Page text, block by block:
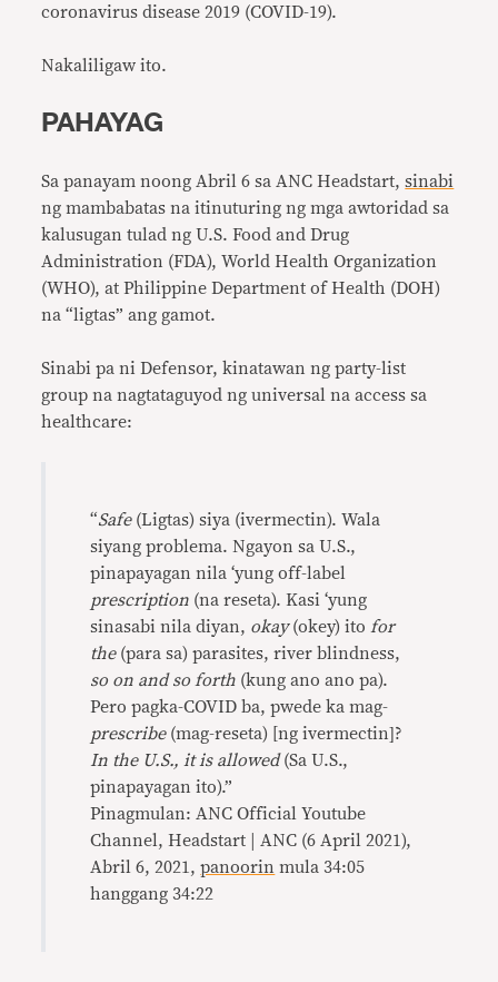
coronavirus disease 2019 (COVID-19).
Nakaliligaw ito.
PAHAYAG
Sa panayam noong Abril 6 sa ANC Headstart,sinabi
ng mambabatas na itinuturing ng mga awtoridad sa
kalusugan tulad ng U.S. Food and Drug
Administration (FDA), World Health Organization
(WHO), at Philippine Department of Health (DOH)
na “ligtas” ang gamot.
Sinabi pa ni Defensor, kinatawan ng party-list
group na nagtataguyod ng universal na access sa
healthcare:
“Safe(Ligtas) siya (ivermectin). Wala
siyang problema. Ngayon sa U.S.,
pinapayagan nila ‘yung off-label
prescription (na reseta). Kasi ‘yung
sinasabi nila diyan, okay(okey) ito for
the(para sa) parasites, river blindness,
so on and so forth (kung ano ano pa).
Pero pagka-COVID ba, pwede ka mag-
prescribe(mag-reseta) [ng ivermectin]?
In the U.S., it is allowed(Sa U.S.,
pinapayagan ito).”
Pinagmulan: ANC Official Youtube
Channel, Headstart | ANC (6 April 2021),
Abril 6, 2021,panoorin mula 34:05
hanggang 34:22